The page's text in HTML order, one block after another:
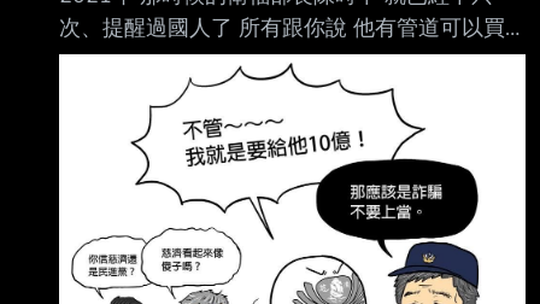
次、提醒過國人了 所有跟你說 他有管道可以買
到BNT疫苗的 都是掮客、詐騙犯 陳時中都已經
跟慈濟說了，小心詐騙，有人跟你說他可以買到
疫苗的都是騙子 但慈濟不管，我就是要給人騙
然後，被騙了以後 也不報警，還說是 事後看報
紙才知道 會不會太扯啊，被騙走10億 完全不知
道之外，還說 我也是看報紙 才知道的 還不聽別
人的示警，小心有詐騙 堅持要給人騙，為什麼慈
濟會這樣幹 ?? --